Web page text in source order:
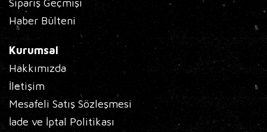
Sipariş Geçmişi
Haber Bülteni
Kurumsal
Hakkımızda
İletişim
Mesafeli Satış Sözleşmesi
İade ve İptal Politikası